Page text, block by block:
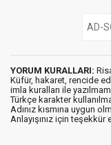
YORUM KURALLARI:
Küfür, hakaret, rencide
imla kuralları ile
Türkçe karakter
Adınız kısmına uygun
Anlayışınız için teşekkür